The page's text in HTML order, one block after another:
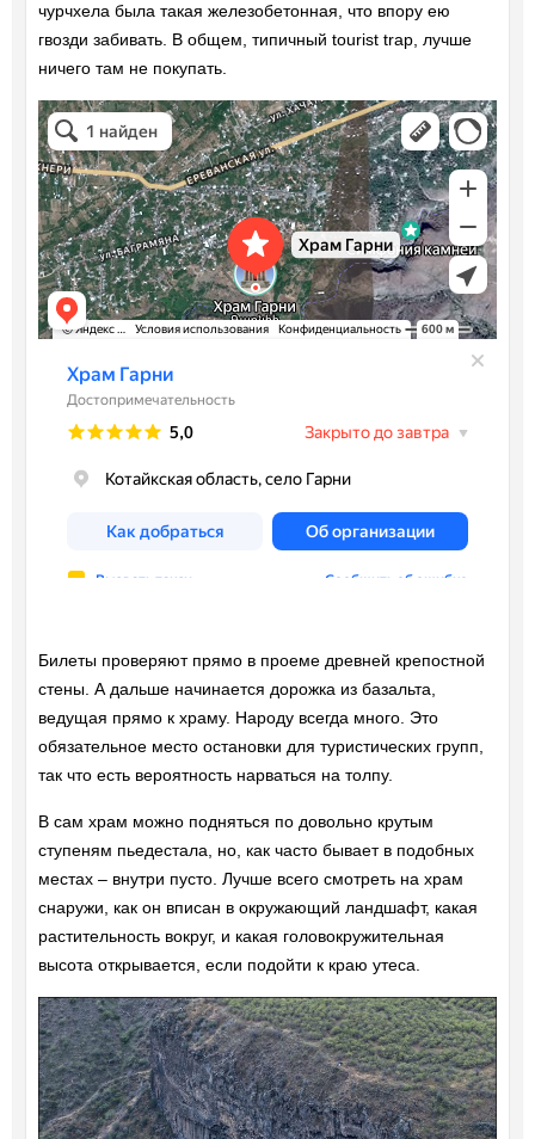
чурчхела была такая железобетонная, что впору ею
гвозди забивать. В общем, типичный tourist trap, лучше
ничего там не покупать.
Храм Гарни
Достопримечательность в Области Котайк
Билеты проверяют прямо в проеме древней крепостной
стены. А дальше начинается дорожка из базальта,
ведущая прямо к храму. Народу всегда много. Это
обязательное место остановки для туристических групп,
так что есть вероятность нарваться на толпу.
В сам храм можно подняться по довольно крутым
ступеням пьедестала, но, как часто бывает в подобных
местах – внутри пусто. Лучше всего смотреть на храм
снаружи, как он вписан в окружающий ландшафт, какая
растительность вокруг, и какая головокружительная
высота открывается, если подойти к краю утеса.